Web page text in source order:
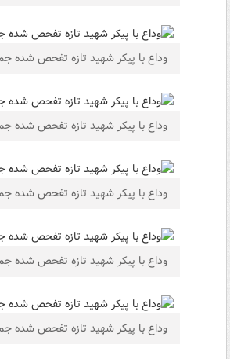
وداع با پیکر شهید تازه تفحص شده
وداع با پیکر شهید تازه تفحص شده
وداع با پیکر شهید تازه تفحص شده
وداع با پیکر شهید تازه تفحص شده
وداع با پیکر شهید تازه تفحص شده